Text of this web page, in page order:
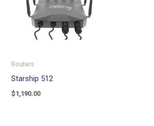
Routers
Starship 512
$1,190.00